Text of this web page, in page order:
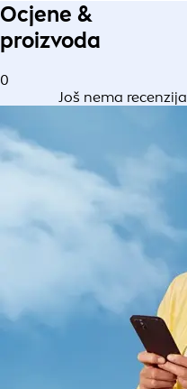
Ocjene &
proizvoda
0
Još nema recenzija